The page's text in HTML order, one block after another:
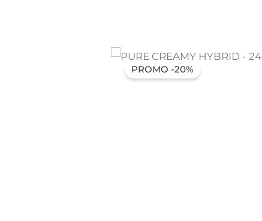
PROMO -20%